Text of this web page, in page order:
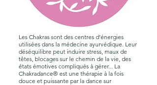
Les Chakras sont des centres d’énergies
utilisées dans la médecine ayurvédique. Leur
déséquilibre peut induire stress, maux de
têtes, blocages sur le chemin de la vie, des
états émotives compliqués à gérer... La
Chakradance® est une thérapie à la fois
douce et puissante par la dance sur